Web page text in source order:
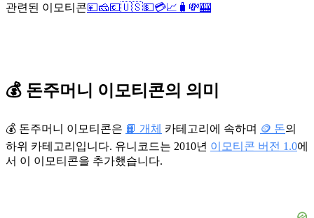
관련된 이모티콘💴🧀💶🇺🇸💵💳📈 🧳 💸🎰
💰 돈주머니 이모티콘의 의미
💰 돈주머니 이모티콘은 📙 개체 카테고리에 속하며 🪙 돈의
하위 카테고리입니다. 유니코드는 2010년 이모티콘 버전 1.0에
서 이 이모티콘을 추가했습니다.